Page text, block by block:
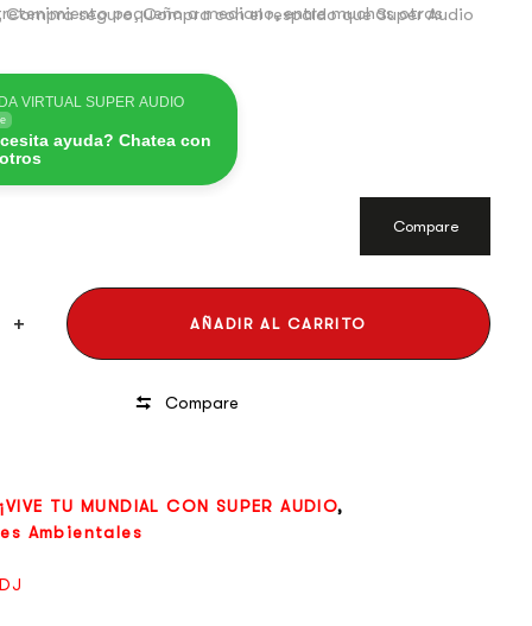
pequeño a mediano, entre muchas otras
seguro, Compra con el respaldo que Super Audio
VIRTUAL SUPER AUDIO
ayuda? Chatea con
Compare
AÑADIR AL CARRITO
Compare
¡VIVE TU MUNDIAL CON SUPER AUDIO,
Ambientales